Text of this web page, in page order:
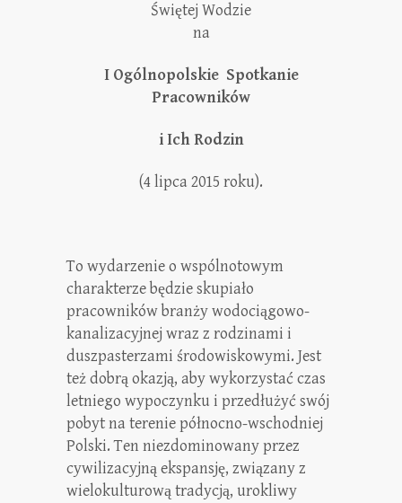
Świętej Wodzie
na
I Ogólnopolskie Spotkanie
Pracowników
i Ich Rodzin
(4 lipca 2015 roku).
To wydarzenie o wspólnotowym
charakterze będzie skupiało
pracowników branży wodociągowo-
kanalizacyjnej wraz z rodzinami i
duszpasterzami środowiskowymi. Jest
też dobrą okazją, aby wykorzystać czas
letniego wypoczynku i przedłużyć swój
pobyt na terenie północno-wschodniej
Polski. Ten niezdominowany przez
cywilizacyjną ekspansję, związany z
wielokulturową tradycją, urokliwy